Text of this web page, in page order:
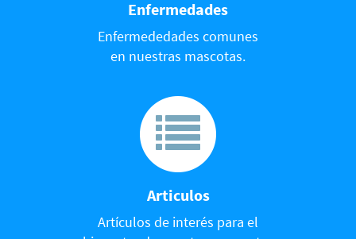
Enfermedades
Enfermededades comunes
en nuestras mascotas.
Articulos
Artículos de interés para el